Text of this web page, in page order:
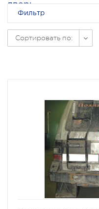
Фильтр
дверь
Сортировать по: